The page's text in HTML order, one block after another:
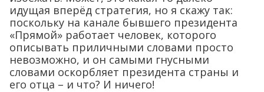
идущая вперёд стратегия, но я скажу так:
поскольку на канале бывшего президента
«Прямой» работает человек, которого
описывать приличными словами просто
невозможно, и он самыми гнусными
словами оскорбляет президента страны и
его отца – и что? И ничего!